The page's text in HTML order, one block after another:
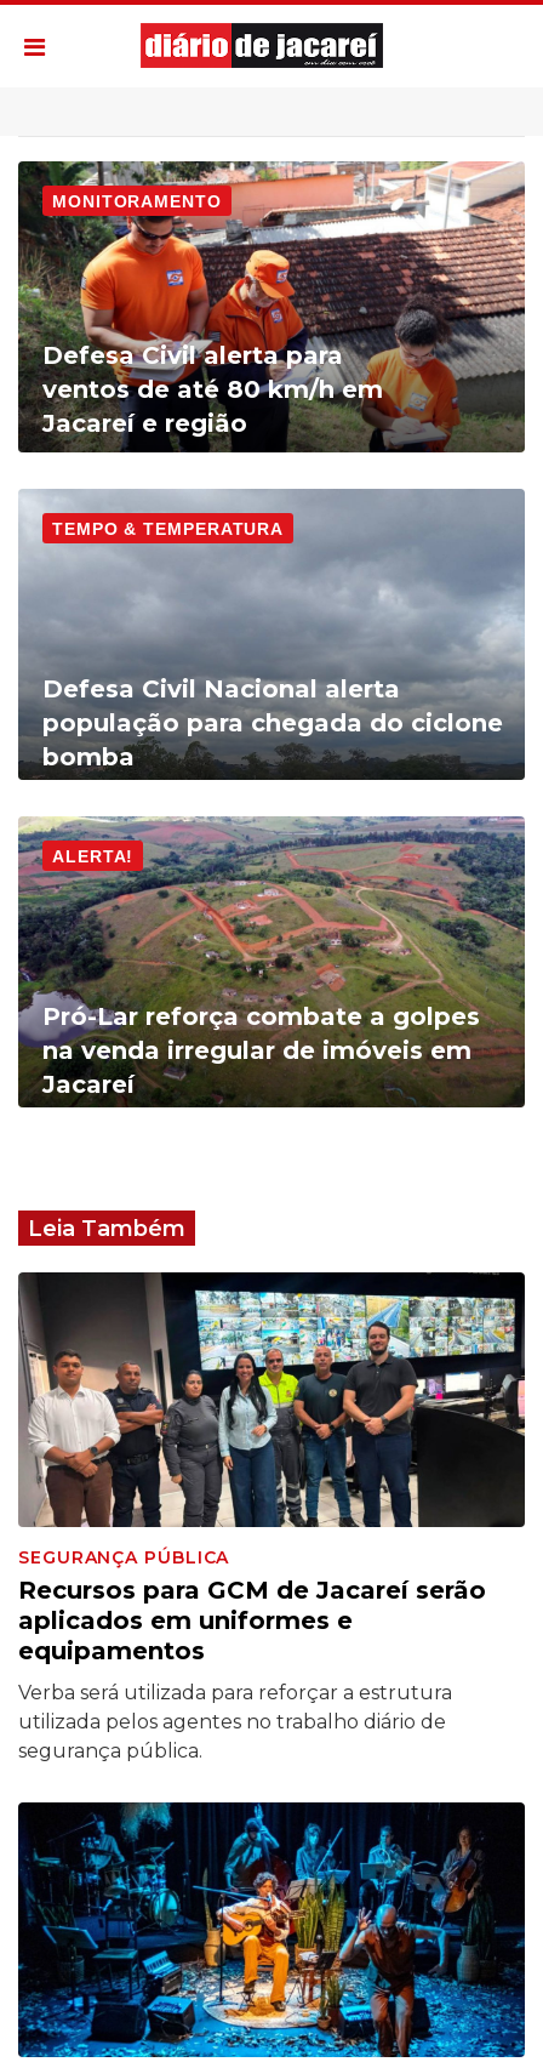
Defesa Civil alerta para
ventos de até 80 km/h em
Jacareí e região
MONITORAMENTO
Defesa Civil Nacional alerta
população para chegada do ciclone
bomba
TEMPO & TEMPERATURA
Pró-Lar reforça combate a golpes
na venda irregular de imóveis em
Jacareí
ALERTA!
Leia Também
SEGURANÇA PÚBLICA
Recursos para GCM de Jacareí serão
aplicados em uniformes e
equipamentos
Verba será utilizada para reforçar a estrutura
utilizada pelos agentes no trabalho diário de
segurança pública.